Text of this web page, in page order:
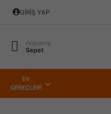
GIRIŞ YAP
Alışveriş
Sepet
EV
GEREÇLERİ